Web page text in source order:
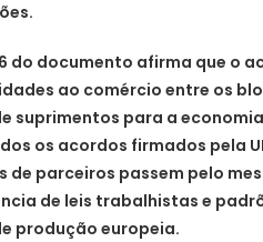
do documento afirma que o
ao comércio entre os
suprimentos para a
os acordos firmados pela
de parceiros passem pelo
de leis trabalhistas e
produção europeia.